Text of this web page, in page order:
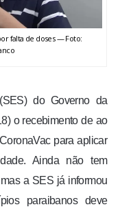
falta de doses — Foto:
do Governo da
o recebimento de ao
para aplicar
Ainda não tem
a SES já informou
paraibanos deve